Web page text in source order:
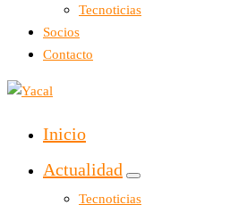
Tecnoticias
Socios
Contacto
Yacal micro hosting
Inicio
Actualidad
Tecnoticias